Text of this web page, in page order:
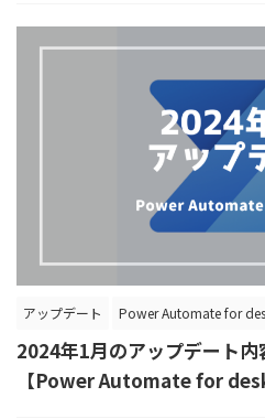
アップデート Power Automate for
2024年1月のアップデート
【Power Automate for